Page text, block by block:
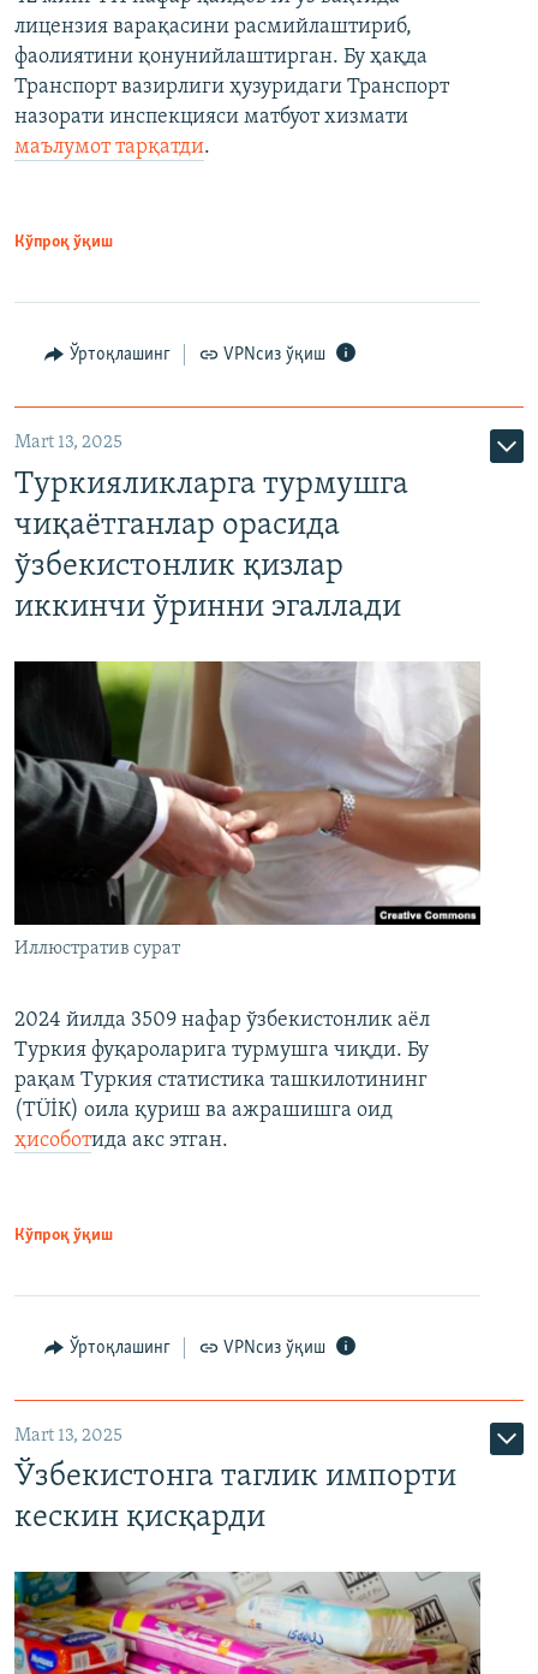
лицензия варақасини расмийлаштириб,
фаолиятини қонунийлаштирган. Бу ҳақда
Транспорт вазирлиги ҳузуридаги Транспорт
назорати инспекцияси матбуот хизмати
маълумот тарқатди.
Кўпроқ ўқиш
Ўртоқлашинг VPNсиз ўқиш
Mart 13, 2025
Туркияликларга турмушга
чиқаётганлар орасида
ўзбекистонлик қизлар
иккинчи ўринни эгаллади
Иллюстратив сурат
2024 йилда 3509 нафар ўзбекистонлик аёл
Туркия фуқароларига турмушга чиқди. Бу
рақам Туркия статистика ташкилотининг
(ТÜİК) оила қуриш ва ажрашишга оид
ҳисоботида акс этган.
Кўпроқ ўқиш
Ўртоқлашинг VPNсиз ўқиш
Mart 13, 2025
Ўзбекистонга таглик импорти
кескин қисқарди